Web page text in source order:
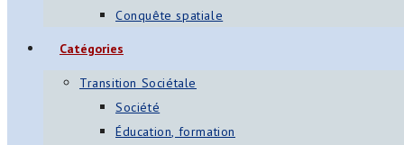
Conquête spatiale
Catégories
Transition Sociétale
Société
Éducation, formation